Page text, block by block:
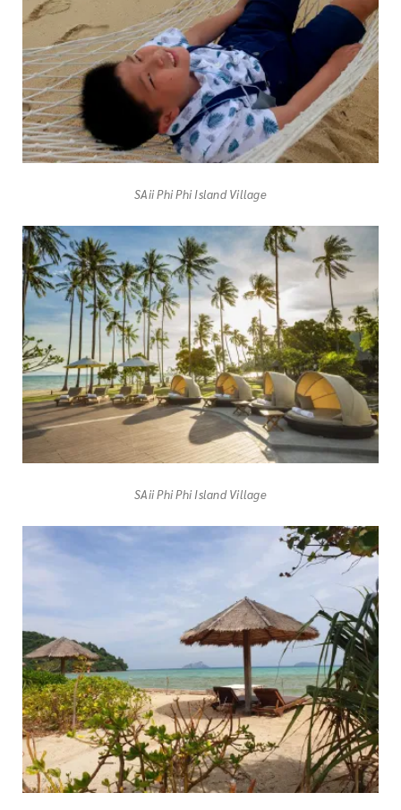
SAii Phi Phi Island Village
SAii Phi Phi Island Village